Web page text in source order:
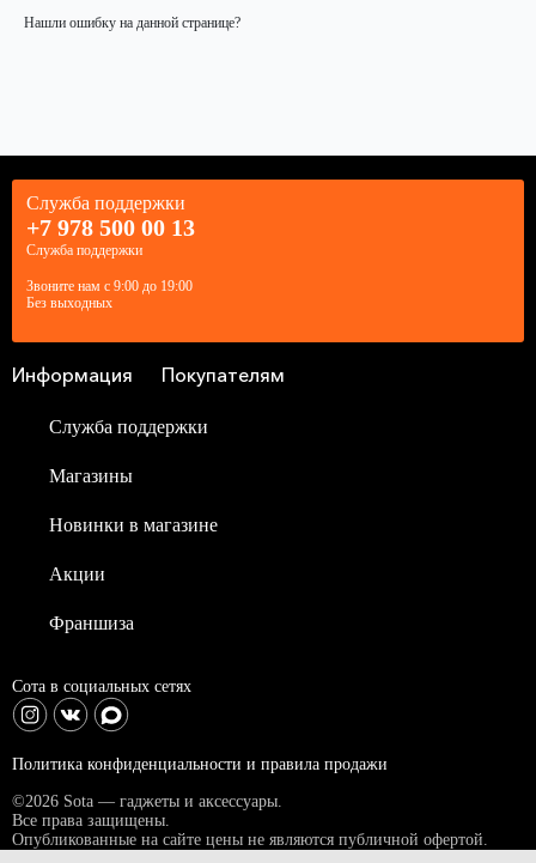
Нашли ошибку на данной странице?
Служба поддержки
+7 978 500 00 13
Служба поддержки
Звоните нам с 9:00 до 19:00
Без выходных
Информация Покупателям
Служба поддержки
Магазины
Новинки в магазине
Акции
Франшиза
Сота в социальных сетях
Политика конфиденциальности и правила продажи
©2026 Sota — гаджеты и аксессуары.
Все права защищены.
Опубликованные на сайте цены не являются публичной офертой.